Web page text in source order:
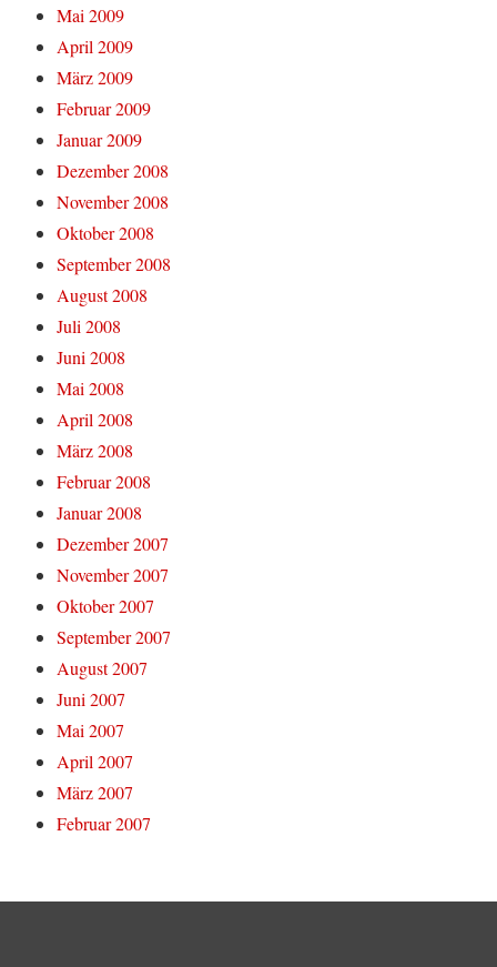
Mai 2009
April 2009
März 2009
Februar 2009
Januar 2009
Dezember 2008
November 2008
Oktober 2008
September 2008
August 2008
Juli 2008
Juni 2008
Mai 2008
April 2008
März 2008
Februar 2008
Januar 2008
Dezember 2007
November 2007
Oktober 2007
September 2007
August 2007
Juni 2007
Mai 2007
April 2007
März 2007
Februar 2007